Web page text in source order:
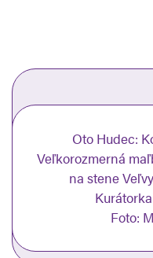
Oto Hudec:
Veľkorozmerná
na stene
Foto: